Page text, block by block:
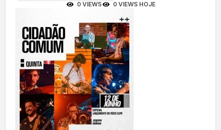
0 VIEWS 0 VIEWS HOJE